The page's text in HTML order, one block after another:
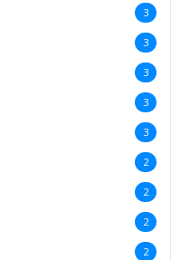
3
3
3
3
3
2
2
2
2